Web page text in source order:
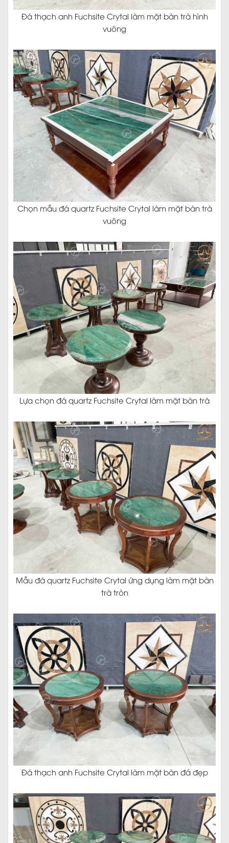
Đá thạch anh Fuchsite Crytal làm mặt bàn trà hình
vuông
Chọn mẫu đá quartz Fuchsite Crytal làm mặt bàn trà
vuông
Lựa chọn đá quartz Fuchsite Crytal làm mặt bàn trà
Mẫu đá quartz Fuchsite Crytal ứng dụng làm mặt bàn
trà tròn
Đá thạch anh Fuchsite Crytal làm mặt bàn đá đẹp